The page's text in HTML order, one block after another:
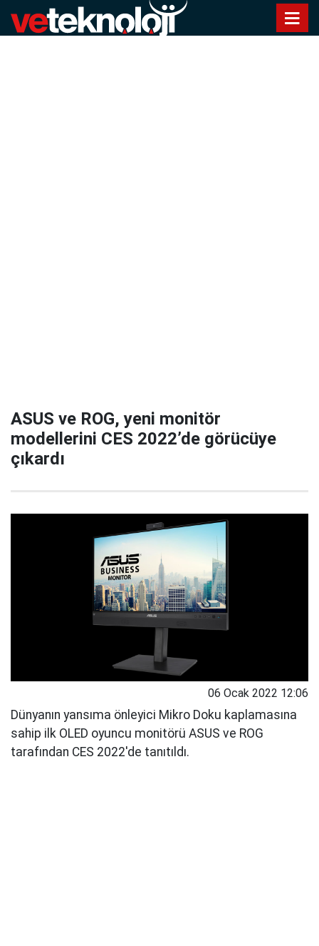
ASUS ve ROG, yeni monitör
modellerini CES 2022’de görücüye
çıkardı
06 Ocak 2022 12:06
Dünyanın yansıma önleyici Mikro Doku kaplamasına
sahip ilk OLED oyuncu monitörü ASUS ve ROG
tarafından CES 2022'de tanıtıldı.